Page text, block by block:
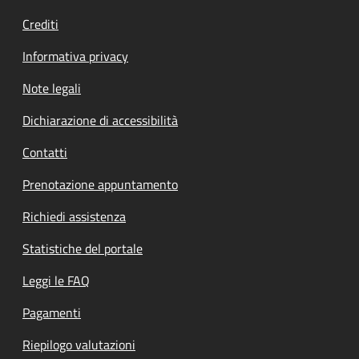
Crediti
Informativa privacy
Note legali
Dichiarazione di accessibilità
Contatti
Prenotazione appuntamento
Richiedi assistenza
Statistiche del portale
Leggi le FAQ
Pagamenti
Riepilogo valutazioni